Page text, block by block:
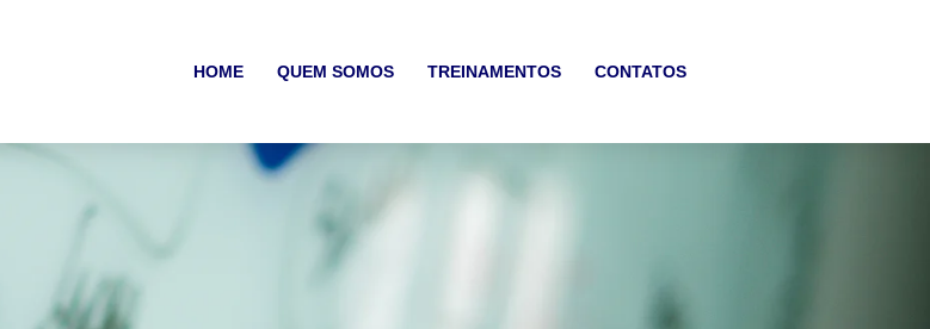
HOME QUEM SOMOS TREINAMENTOS CONTATOS